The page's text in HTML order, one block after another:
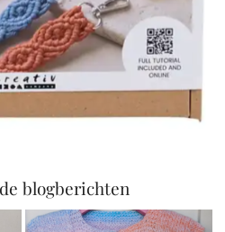
blogberichten